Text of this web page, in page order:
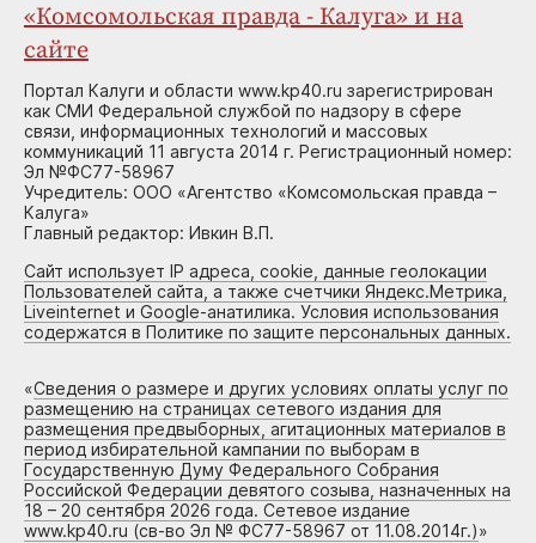
«Комсомольская правда - Калуга» и на
сайте
Портал Калуги и области www.kp40.ru зарегистрирован
как СМИ Федеральной службой по надзору в сфере
связи, информационных технологий и массовых
коммуникаций 11 августа 2014 г. Регистрационный номер:
Эл №ФС77-58967
Учредитель: ООО «Агентство «Комсомольская правда –
Калуга»
Главный редактор: Ивкин В.П.
Сайт использует IP адреса, cookie, данные геолокации
Пользователей сайта, а также счетчики Яндекс.Метрика,
Liveinternet и Google-анатилика. Условия использования
содержатся в Политике по защите персональных данных.
«Сведения о размере и других условиях оплаты услуг по
размещению на страницах сетевого издания для
размещения предвыборных, агитационных материалов в
период избирательной кампании по выборам в
Государственную Думу Федерального Собрания
Российской Федерации девятого созыва, назначенных на
18 – 20 сентября 2026 года. Сетевое издание
www.kp40.ru (св-во Эл № ФС77-58967 от 11.08.2014г.)»